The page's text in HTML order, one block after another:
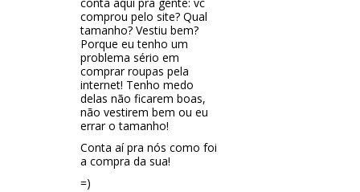
conta aqui pra gente: vc
comprou pelo site? Qual
tamanho? Vestiu bem?
Porque eu tenho um
problema sério em
comprar roupas pela
internet! Tenho medo
delas não ficarem boas,
não vestirem bem ou eu
errar o tamanho!
Conta aí pra nós como foi
a compra da sua!
=)